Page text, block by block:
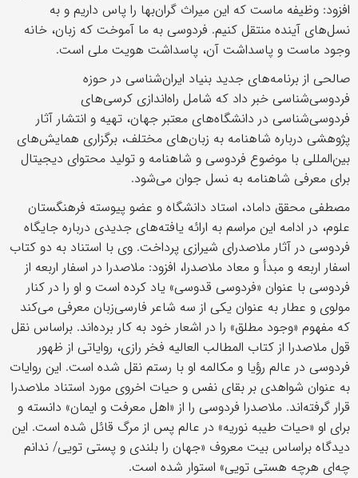
افزود: وظیفه ماست که این میراث گران‌بها را پاس داریم و به
نسل‌های آینده منتقل کنیم. فردوسی به ما آموخت که زبان، خانه
وجود ماست و پاسداشت آن، پاسداشت هویت ملی است.
صالحی از برنامه‌های جدید بنیاد ایران‌شناسی در حوزه
فردوسی‌شناسی خبر داد که شامل راه‌اندازی کرسی‌های
فردوسی‌شناسی در دانشگاه‌های معتبر جهان، تهیه و انتشار آثار
پژوهشی درباره شاهنامه به زبان‌های مختلف، برگزاری همایش‌های
بین‌المللی با موضوع فردوسی و شاهنامه و تولید محتوای دیجیتال
برای معرفی شاهنامه به نسل جوان می‌شود.
مصطفی محقق داماد، استاد دانشگاه و عضو پیوسته فرهنگستان
علوم، در ادامه این مراسم به ارائه یافته‌های جدیدی درباره جایگاه
فردوسی در آثار ملاصدرای شیرازی پرداخت. وی با استناد به دو کتاب
اسفار اربعه و مبدأ و معاد ملاصدرا، افزود: ملاصدرا در اسفار اربعه از
فردوسی با عنوان «فردوسی قدوسی» یاد کرده است و او را در کنار
مولوی و عطار به عنوان یکی از سه شاعر فارسی‌زبان معرفی می‌کند
که مفهوم «وجود مطلق» را در اشعار خود به کار برده‌اند. براساس نقل
قول ملاصدرا از کتاب المطالب العالیه فخر رازی، روایاتی از ظهور
فردوسی در عالم رؤیا و مکالمه او با رستم نقل شده است. این روایات
به عنوان شواهدی بر بقای نفس و حیات اخروی مورد استناد ملاصدرا
قرار گرفته‌اند. ملاصدرا فردوسی را از «اهل معرفت و ایمان» دانسته و
برای او «حیات طیبه نوریه» در عالم پس از مرگ قائل شده است. این
دیدگاه براساس بیت معروف «جهان را بلندی و پستی تویی/ ندانم
چه‌ای هرچه هستی تویی» استوار شده است.